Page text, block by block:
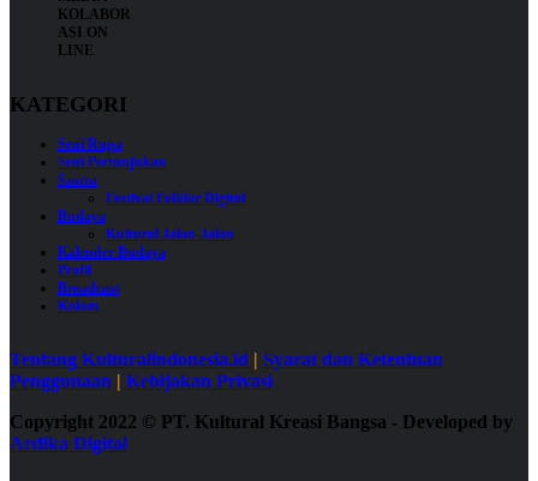
KATEGORI
Seni Rupa
Seni Pertunjukan
Sastra
Festival Folklor Digital
Budaya
Kultural Jalan-Jalan
Kalender Budaya
Profil
Broadcast
Kolom
Tentang Kulturalindonesia.id | Syarat dan Ketentuan
Penggunaan | Kebijakan Privasi
Copyright 2022 © PT. Kultural Kreasi Bangsa - Developed by
Ardika Digital